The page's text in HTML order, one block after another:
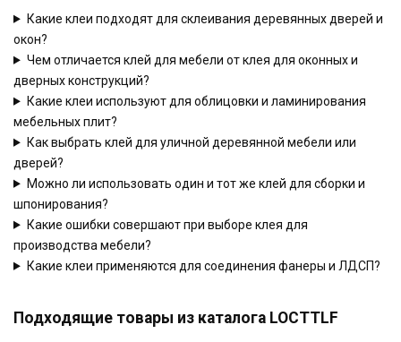
Какие клеи подходят для склеивания деревянных дверей и
окон?
Чем отличается клей для мебели от клея для оконных и
дверных конструкций?
Какие клеи используют для облицовки и ламинирования
мебельных плит?
Как выбрать клей для уличной деревянной мебели или
дверей?
Можно ли использовать один и тот же клей для сборки и
шпонирования?
Какие ошибки совершают при выборе клея для
производства мебели?
Какие клеи применяются для соединения фанеры и ЛДСП?
Подходящие товары из каталога LOCTTLF